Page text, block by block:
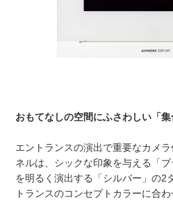
おもてなしの空間にふさわしい「集
エントランスの演出で重要なカメ
ネルは、シックな印象を与える「
を明るく演出する「シルバー」の2
トランスのコンセプトカラーに合